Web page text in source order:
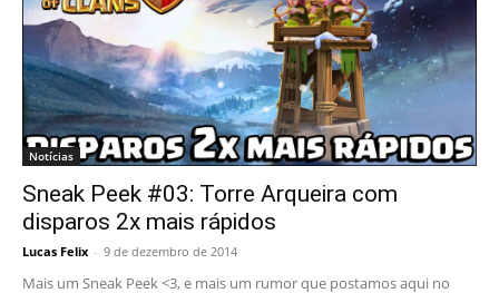
Notícias
Sneak Peek #03: Torre Arqueira com
disparos 2x mais rápidos
Lucas Felix - 9 de dezembro de 2014
Mais um Sneak Peek <3, e mais um rumor que postamos aqui no